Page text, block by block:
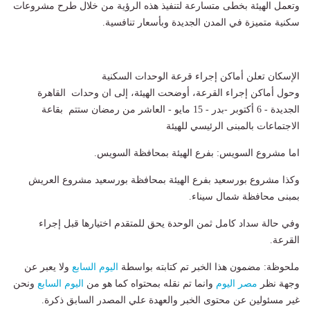
وتعمل الهيئة بخطى متسارعة لتنفيذ هذه الرؤية من خلال طرح مشروعات
سكنية متميزة في المدن الجديدة وبأسعار تنافسية.
الإسكان تعلن أماكن إجراء قرعة الوحدات السكنية
وحول أماكن إجراء القرعة، أوضحت الهيئة، إلى ان وحدات القاهرة
الجديدة - 6 أكتوبر -بدر - 15 مايو - العاشر من رمضان ستتم بقاعة
الاجتماعات بالمبنى الرئيسي للهيئة
اما مشروع السويس: بفرع الهيئة بمحافظة السويس.
وكذا مشروع بورسعيد بفرع الهيئة بمحافظة بورسعيد مشروع العريش
بمبنى محافظة شمال سيناء.
وفي حالة سداد كامل ثمن الوحدة يحق للمتقدم اختيارها قبل إجراء
القرعة.
ملحوظة: مضمون هذا الخبر تم كتابته بواسطة اليوم السابع ولا يعبر عن
وجهة نظر مصر اليوم وانما تم نقله بمحتواه كما هو من اليوم السابع ونحن
غير مسئولين عن محتوى الخبر والعهدة علي المصدر السابق ذكرة.